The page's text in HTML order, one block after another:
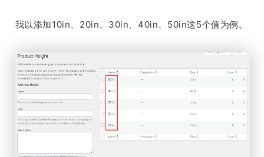
我以添加10in、20in、30in、40in、50in这5个值为例。